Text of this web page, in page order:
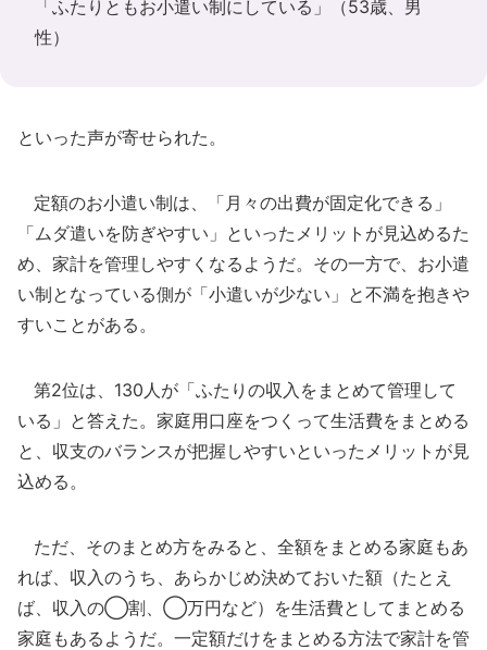
「ふたりともお小遣い制にしている」（53歳、男
性）
といった声が寄せられた。
定額のお小遣い制は、「月々の出費が固定化できる」
「ムダ遣いを防ぎやすい」といったメリットが見込めるた
め、家計を管理しやすくなるようだ。その一方で、お小遣
い制となっている側が「小遣いが少ない」と不満を抱きや
すいことがある。
第2位は、130人が「ふたりの収入をまとめて管理して
いる」と答えた。家庭用口座をつくって生活費をまとめる
と、収支のバランスが把握しやすいといったメリットが見
込める。
ただ、そのまとめ方をみると、全額をまとめる家庭もあ
れば、収入のうち、あらかじめ決めておいた額（たとえ
ば、収入の◯割、◯万円など）を生活費としてまとめる
家庭もあるようだ。一定額だけをまとめる方法で家計を管